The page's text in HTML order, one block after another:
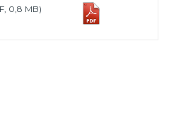
0,8 MB)